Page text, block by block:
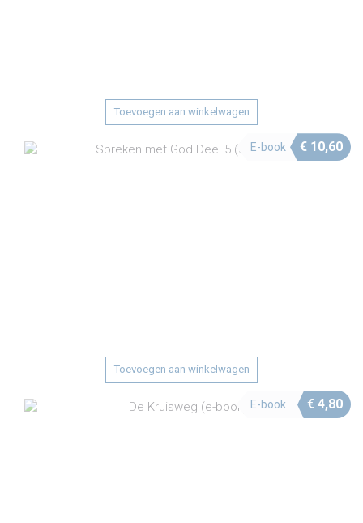
Toevoegen aan winkelwagen
E-book € 10,60
Toevoegen aan winkelwagen
E-book € 4,80